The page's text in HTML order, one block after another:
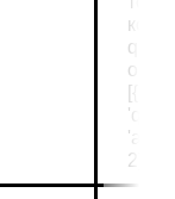
[{'id':
2}].